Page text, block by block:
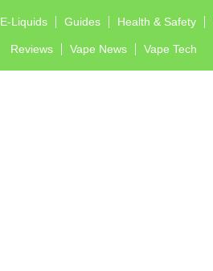
E-Liquids Guides Health & Safety
Reviews Vape News Vape Tech